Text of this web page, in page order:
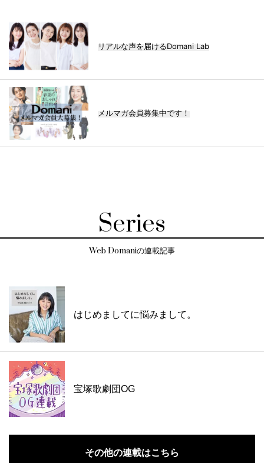
リアルな声を届けるDomani Lab
メルマガ会員募集中です！
Series
Web Domaniの連載記事
はじめましてに悩みまして。
宝塚歌劇団OG
その他の連載はこちら